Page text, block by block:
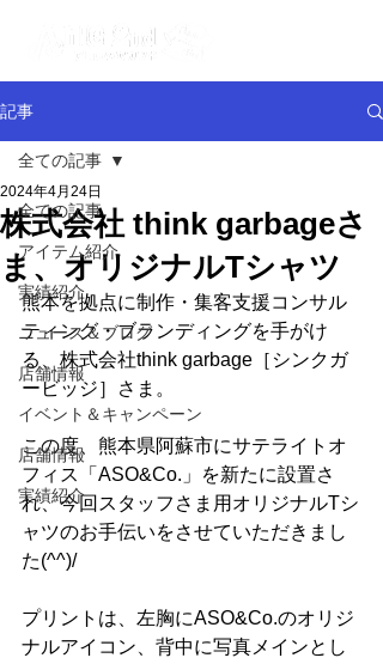
記事
全ての記事
アイテム紹介
実績紹介
ニュース＆ブログ
店舗情報
イベント＆キャンペーン
店舗情報
実績紹介
全ての記事
株式会社 think garbageさ
ま、オリジナルTシャツ
2024年4月24日
熊本を拠点に制作・集客支援コンサル
ティング・ブランディングを手がけ
る、株式会社think garbage［シンクガ
ービッジ］さま。
この度、熊本県阿蘇市にサテライトオ
フィス「ASO&Co.」を新たに設置さ
れ、今回スタッフさま用オリジナルTシ
ャツのお手伝いをさせていただきまし
た(^^)/
プリントは、左胸にASO&Co.のオリジ
ナルアイコン、背中に写真メインとし